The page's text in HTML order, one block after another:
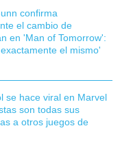
confirma
el cambio de
en 'Man of Tomorrow':
el mismo'
se hace viral en Marvel
son todas sus
a otros juegos de